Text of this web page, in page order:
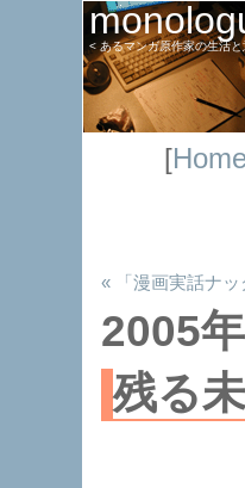
< あるマンガ原作家の生活
[
« 「漫画実話ナ
2005
残る